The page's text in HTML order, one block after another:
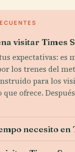
visitar Times
expectativas: es
los trenes del
para los
que ofrece.
necesito en